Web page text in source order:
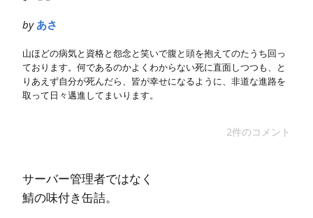
by あさ
山ほどの病気と資格と怨念と笑いで腹と頭を抱えてのたうち回っ
ております。何であるのかよくわからない死に直面しつつも、と
りあえず自分が死んだら、皆が幸せになるように、非道な進路を
取って日々邁進してまいります。
2件のコメント
サーバー管理者ではなく
鯖の味付き缶詰。